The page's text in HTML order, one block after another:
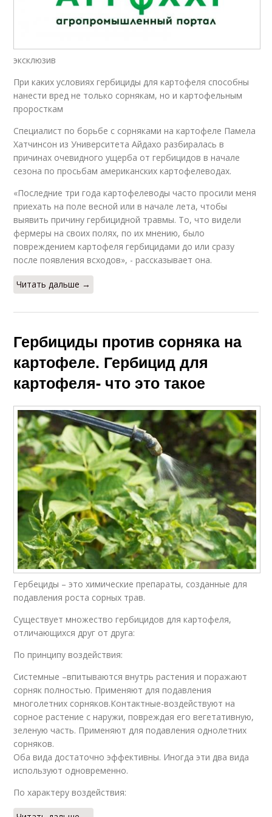
эксклюзив
При каких условиях гербициды для картофеля способны
нанести вред не только сорнякам, но и картофельным
проросткам
Специалист по борьбе с сорняками на картофеле Памела
Хатчинсон из Университета Айдахо разбиралась в
причинах очевидного ущерба от гербицидов в начале
сезона по просьбам американских картофелеводах.
«Последние три года картофелеводы часто просили меня
приехать на поле весной или в начале лета, чтобы
выявить причину гербицидной травмы. То, что видели
фермеры на своих полях, по их мнению, было
повреждением картофеля гербицидами до или сразу
после появления всходов», - рассказывает она.
Читать дальше →
Гербициды против сорняка на
картофеле. Гербицид для
картофеля- что это такое
Гербециды – это химические препараты, созданные для
подавления роста сорных трав.
Существует множество гербицидов для картофеля,
отличающихся друг от друга:
По принципу воздействия:
Системные –впитываются внутрь растения и поражают
сорняк полностью. Применяют для подавления
многолетних сорняков.Контактные-воздействуют на
сорное растение с наружи, повреждая его вегетативную,
зеленую часть. Применяют для подавления однолетних
сорняков.
Оба вида достаточно эффективны. Иногда эти два вида
используют одновременно.
По характеру воздействия: